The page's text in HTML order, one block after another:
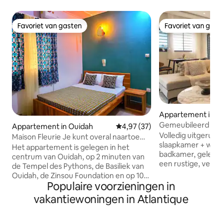
Favoriet van gasten
Favoriet van gasten
Appartement in Ouidah Gemiddelde beoordeling van
4,97 (37)
Maison Fleurie Je kunt overal naartoe
lopen
Het appartement is gelegen in het
centrum van Ouidah, op 2 minuten van
de Tempel des Pythons, de Basiliek van
Ouidah, de Zinsou Foundation en op 10
minuten van het strand. De buurt is
rustig en ligt dicht bij restaurants en
winkels. Het is de perfecte plek om de
Favoriet van
Favoriet van
Appartement in
Gemeubileerd op
Nationale
Volledig
slaapkamer +
badkamer,
een rustige,
accommodatie
slaapruimte voor
ideaal voor
Populaire voorzieningen in
vakantiewoningen in Atlantique